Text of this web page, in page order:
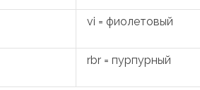
vi = фиолетовый
rbr = пурпурный